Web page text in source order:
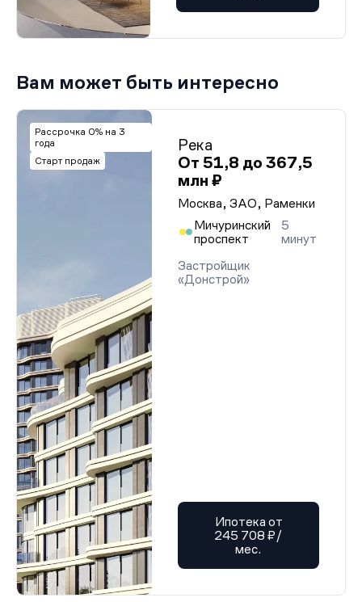
Вам может быть интересно
Рассрочка 0% на 3
года
Старт продаж
Река
От 51,8 до 367,5
млн ₽
Москва, ЗАО, Раменки
Мичуринский
проспект
5
минут
Застройщик
«Донстрой»
Ипотека от
245 708 ₽/
мес.